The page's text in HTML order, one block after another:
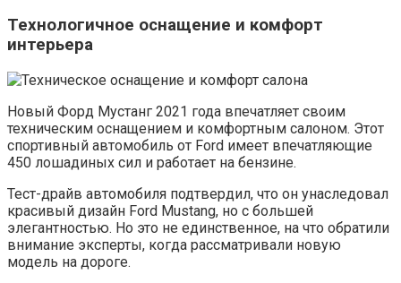
Технологичное оснащение и комфорт
интерьера
Новый Форд Мустанг 2021 года впечатляет своим
техническим оснащением и комфортным салоном. Этот
спортивный автомобиль от Ford имеет впечатляющие
450 лошадиных сил и работает на бензине.
Тест-драйв автомобиля подтвердил, что он унаследовал
красивый дизайн Ford Mustang, но с большей
элегантностью. Но это не единственное, на что обратили
внимание эксперты, когда рассматривали новую
модель на дороге.